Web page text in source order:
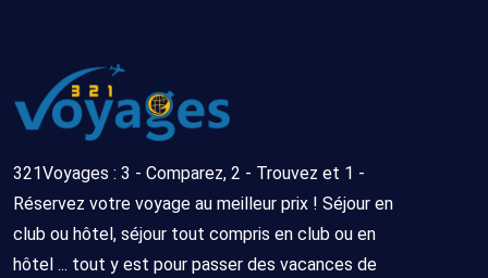
321Voyages : 3 - Comparez, 2 - Trouvez et 1 -
Réservez votre voyage au meilleur prix ! Séjour en
club ou hôtel, séjour tout compris en club ou en
hôtel ... tout y est pour passer des vacances de